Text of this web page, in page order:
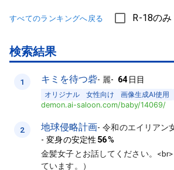
すべてのランキングへ戻る R-18のみ
検索結果
1 キミを待つ砦- 麗- 64 日目
オリジナル 女性向け 画像生成AI使用
demon.ai-saloon.com/baby/14069/
2 地球侵略計画-令和のエイリアン
-変身の安定性 56%
金髪女子とお話してください。
ています。）